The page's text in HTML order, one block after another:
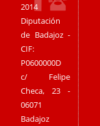
2014
Diputación
de Badajoz -
CIF:
P0600000D
c/ Felipe
Checa, 23 -
06071
Badajoz